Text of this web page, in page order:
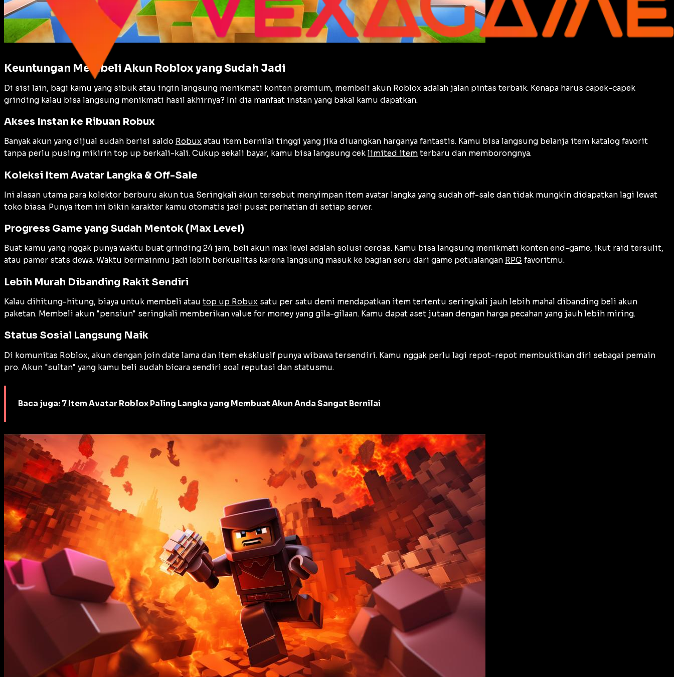
Keuntungan Membeli Akun Roblox yang Sudah Jadi
Di sisi lain, bagi kamu yang sibuk atau ingin langsung menikmati konten premium, membeli akun Roblox adalah jalan pintas terbaik. Kenapa harus capek-capek
grinding kalau bisa langsung menikmati hasil akhirnya? Ini dia manfaat instan yang bakal kamu dapatkan.
Akses Instan ke Ribuan Robux
Banyak akun yang dijual sudah berisi saldo Robux atau item bernilai tinggi yang jika diuangkan harganya fantastis. Kamu bisa langsung belanja item katalog favorit
tanpa perlu pusing mikirin top up berkali-kali. Cukup sekali bayar, kamu bisa langsung cek limited item terbaru dan memborongnya.
Koleksi Item Avatar Langka & Off-Sale
Ini alasan utama para kolektor berburu akun tua. Seringkali akun tersebut menyimpan item avatar langka yang sudah off-sale dan tidak mungkin didapatkan lagi lewat
toko biasa. Punya item ini bikin karakter kamu otomatis jadi pusat perhatian di setiap server.
Progress Game yang Sudah Mentok (Max Level)
Buat kamu yang nggak punya waktu buat grinding 24 jam, beli akun max level adalah solusi cerdas. Kamu bisa langsung menikmati konten end-game, ikut raid tersulit,
atau pamer stats dewa. Waktu bermainmu jadi lebih berkualitas karena langsung masuk ke bagian seru dari game petualangan RPG favoritmu.
Lebih Murah Dibanding Rakit Sendiri
Kalau dihitung-hitung, biaya untuk membeli atau top up Robux satu per satu demi mendapatkan item tertentu seringkali jauh lebih mahal dibanding beli akun
paketan. Membeli akun "pensiun" seringkali memberikan value for money yang gila-gilaan. Kamu dapat aset jutaan dengan harga pecahan yang jauh lebih miring.
Status Sosial Langsung Naik
Di komunitas Roblox, akun dengan join date lama dan item eksklusif punya wibawa tersendiri. Kamu nggak perlu lagi repot-repot membuktikan diri sebagai pemain
pro. Akun "sultan" yang kamu beli sudah bicara sendiri soal reputasi dan statusmu.
Baca juga: 7 Item Avatar Roblox Paling Langka yang Membuat Akun Anda Sangat Bernilai